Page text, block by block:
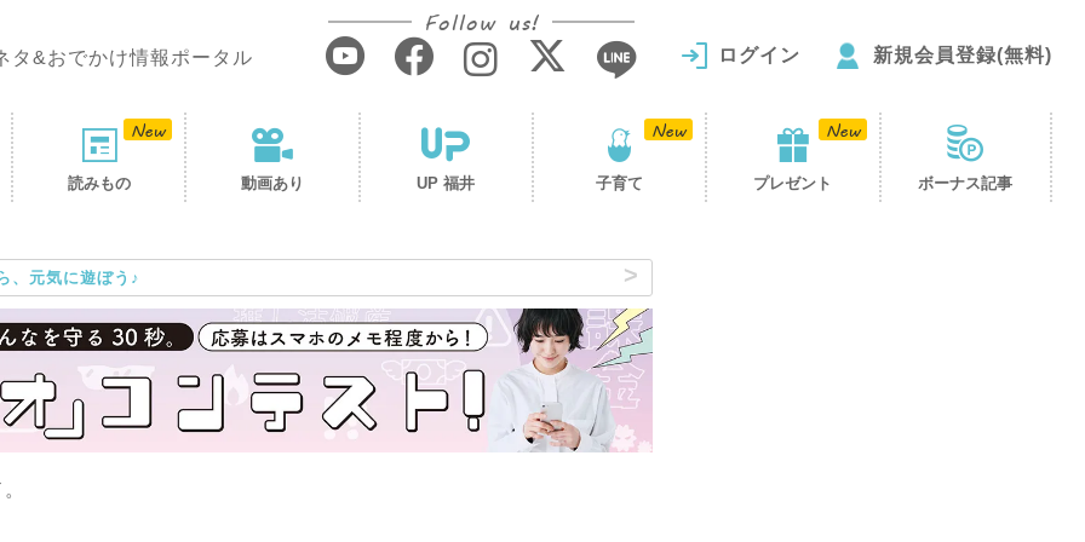
タ&おでかけ情報ポータル
Follow us!
ログイン 新規会員登録(無料)
読みもの 動画あり UP 福井 子育て プレゼント ボーナス記事
、元気に遊ぼう♪